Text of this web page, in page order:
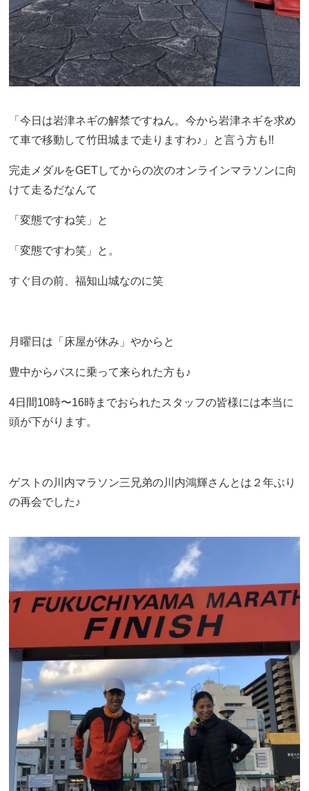
「今日は岩津ネギの解禁ですねん。今から岩津ネギを求め
て車で移動して竹田城まで走りますわ♪」と言う方も!!
完走メダルをGETしてからの次のオンラインマラソンに向
けて走るだなんて
「変態ですね笑」と
「変態ですわ笑」と。
すぐ目の前、福知山城なのに笑
月曜日は「床屋が休み」やからと
豊中からバスに乗って来られた方も♪
4日間10時〜16時までおられたスタッフの皆様には本当に
頭が下がります。
ゲストの川内マラソン三兄弟の川内鴻輝さんとは２年ぶり
の再会でした♪